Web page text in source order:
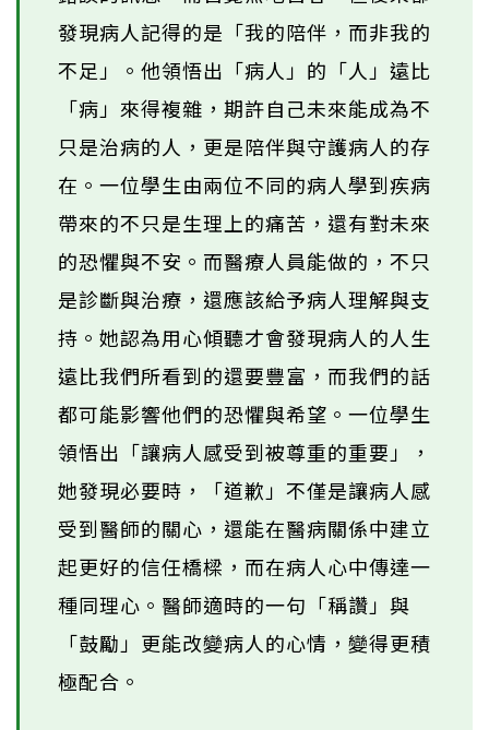
發現病人記得的是「我的陪伴，而非我的
不足」。他領悟出「病人」的「人」遠比
「病」來得複雜，期許自己未來能成為不
只是治病的人，更是陪伴與守護病人的存
在。一位學生由兩位不同的病人學到疾病
帶來的不只是生理上的痛苦，還有對未來
的恐懼與不安。而醫療人員能做的，不只
是診斷與治療，還應該給予病人理解與支
持。她認為用心傾聽才會發現病人的人生
遠比我們所看到的還要豐富，而我們的話
都可能影響他們的恐懼與希望。一位學生
領悟出「讓病人感受到被尊重的重要」，
她發現必要時，「道歉」不僅是讓病人感
受到醫師的關心，還能在醫病關係中建立
起更好的信任橋樑，而在病人心中傳達一
種同理心。醫師適時的一句「稱讚」與
「鼓勵」更能改變病人的心情，變得更積
極配合。